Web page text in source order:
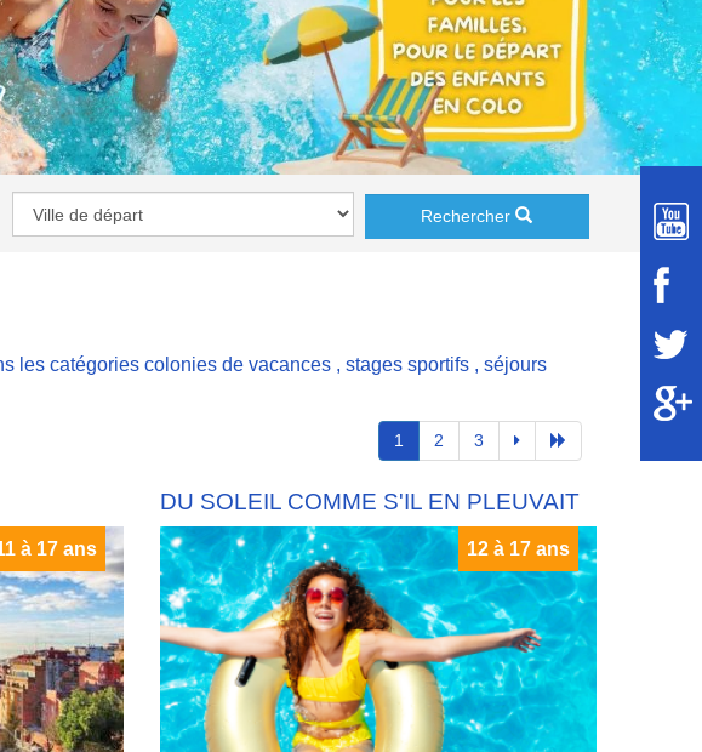
Rechercher
les catégories colonies de vacances , stages sportifs , séjours
1 2 3
à 17 ans
DU SOLEIL COMME S'IL EN PLEUVAIT
12 à 17 ans